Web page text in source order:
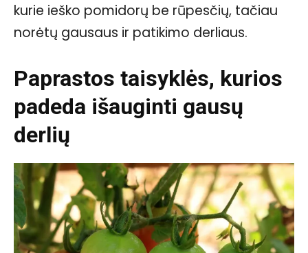
kurie ieško pomidorų be rūpesčių, tačiau
norėtų gausaus ir patikimo derliaus.
Paprastos taisyklės, kurios
padeda išauginti gausų
derlių